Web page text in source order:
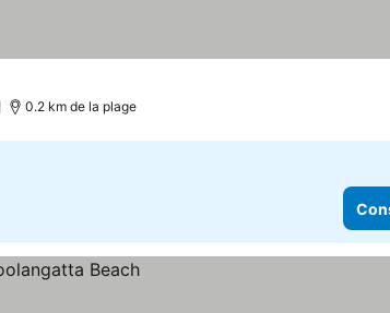
0.2 km de la plage